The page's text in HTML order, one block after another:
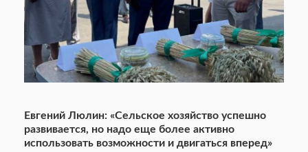
Евгений Люлин: «Сельское хозяйство успешно
развивается, но надо еще более активно
использовать возможности и двигаться вперед»